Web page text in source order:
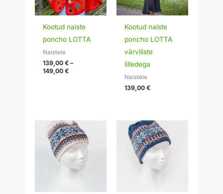
Kootud naiste
poncho LOTTA
Naistele
139,00€ –
149,00€
Kootud naiste
poncho LOTTA
värviliste
lilledega
Naistele
139,00€